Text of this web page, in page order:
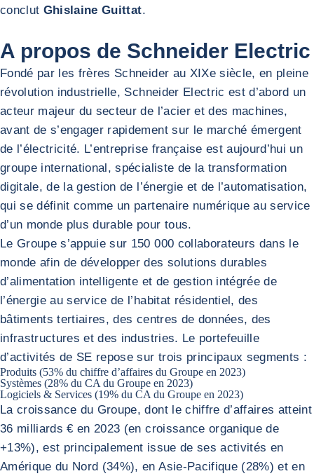
conclut Ghislaine Guittat.
A propos de Schneider Electric
Fondé par les frères Schneider au XIXe siècle, en pleine
révolution industrielle, Schneider Electric est d’abord un
acteur majeur du secteur de l’acier et des machines,
avant de s’engager rapidement sur le marché émergent
de l’électricité. L’entreprise française est aujourd’hui un
groupe international, spécialiste de la transformation
digitale, de la gestion de l’énergie et de l’automatisation,
qui se définit comme un partenaire numérique au service
d’un monde plus durable pour tous.
Le Groupe s’appuie sur 150 000 collaborateurs dans le
monde afin de développer des solutions durables
d’alimentation intelligente et de gestion intégrée de
l’énergie au service de l’habitat résidentiel, des
bâtiments tertiaires, des centres de données, des
infrastructures et des industries. Le portefeuille
d’activités de SE repose sur trois principaux segments :
Produits (53% du chiffre d’affaires du Groupe en 2023)
Systèmes (28% du CA du Groupe en 2023)
Logiciels & Services (19% du CA du Groupe en 2023)
La croissance du Groupe, dont le chiffre d’affaires atteint
36 milliards € en 2023 (en croissance organique de
+13%), est principalement issue de ses activités en
Amérique du Nord (34%), en Asie-Pacifique (28%) et en